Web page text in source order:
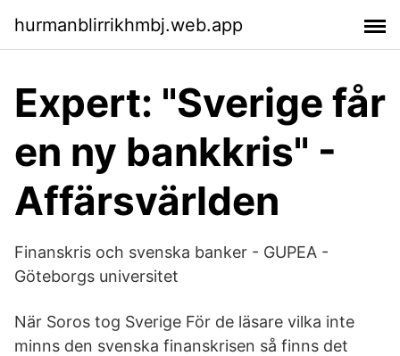
hurmanblirrikhmbj.web.app
Expert: "Sverige får
en ny bankkris" -
Affärsvärlden
Finanskris och svenska banker - GUPEA -
Göteborgs universitet
När Soros tog Sverige För de läsare vilka inte
minns den svenska finanskrisen så finns det